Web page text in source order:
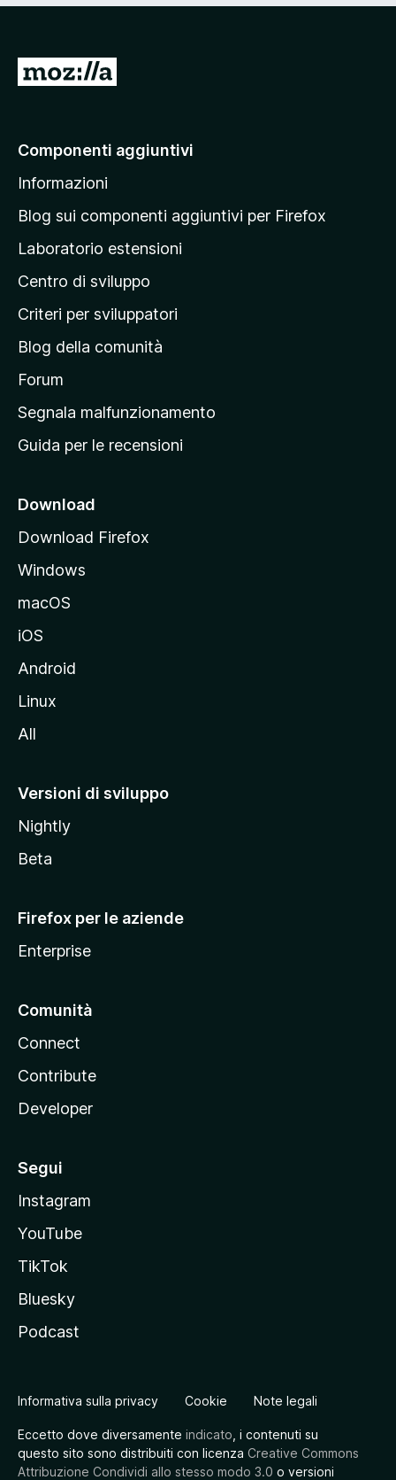
V
a
l
a
a
g
i
a
p
r
n
i
a
l
e
l
t
M
z
i
a
Componenti aggiuntivi
Informazioni
Blog sui componenti aggiuntivi per Firefox
Laboratorio estensioni
Centro di sviluppo
Criteri per sviluppatori
Blog della comunità
Forum
Segnala malfunzionamento
Guida per le recensioni
Download
Download Firefox
Windows
macOS
iOS
Android
Linux
All
Versioni di sviluppo
Nightly
Beta
Firefox per le aziende
Enterprise
Comunità
Connect
Contribute
Developer
Segui
Instagram
YouTube
TikTok
Bluesky
Podcast
Informativa sulla privacy Cookie Note legali
Eccetto dove diversamente indicato , i contenuti su
questo sito sono distribuiti con licenza Creative Commons
Attribuzione Condividi allo stesso modo 3.0 o versioni